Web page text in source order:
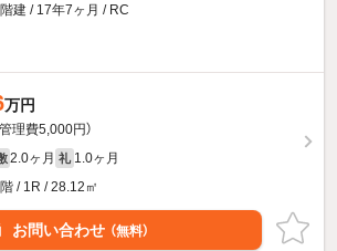
建 / 17年7ヶ月 / RC
万円
管理費5,000円）
2.0ヶ月 礼 1.0ヶ月
/ 1R / 28.12㎡
お問い合わせ （無料）